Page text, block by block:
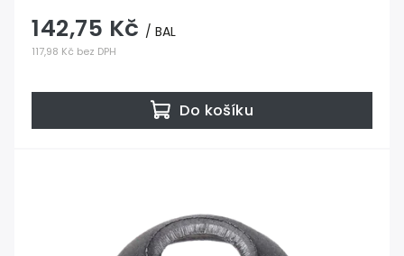
117,98 Kč bez DPH
142,75 Kč / BAL
Do košíku